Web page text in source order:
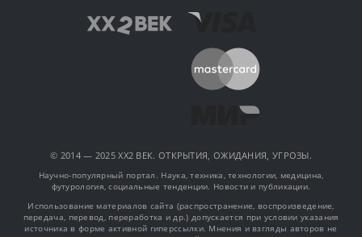
© 2014 — 2025 XX2 ВЕК. ОТКРЫТИЯ, ОЖИДАНИЯ, УГРОЗЫ.
Научно-популярный портал. Наука, техника, технологии, медицина,
футурология, социальные тенденции. Новости и публикации.
Использование материалов сайта (распространение, воспроизведение,
передача, перевод, переработка и др.) допускается при условии указания
источника в форме активной гиперссылки. Мнения и взгляды авторов не